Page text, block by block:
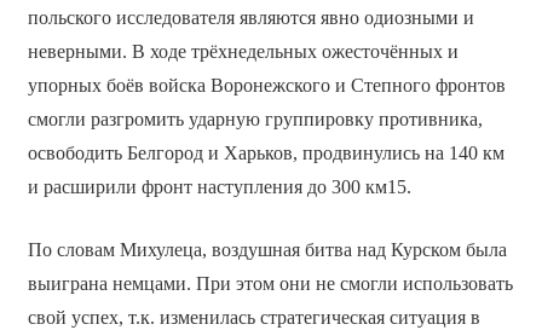
польского исследователя являются явно одиозными и
неверными. В ходе трёхнедельных ожесточённых и
упорных боёв войска Воронежского и Степного фронтов
смогли разгромить ударную группировку противника,
освободить Белгород и Харьков, продвинулись на 140 км
и расширили фронт наступления до 300 км15.
По словам Михулеца, воздушная битва над Курском была
выиграна немцами. При этом они не смогли использовать
свой успех, т.к. изменилась стратегическая ситуация в